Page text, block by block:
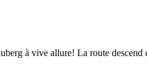
à vive allure! La route